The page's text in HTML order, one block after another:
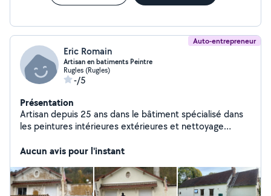
Auto-entrepreneur
Eric Romain
Artisan en batiments Peintre
Rugles (Rugles)
-/5
Présentation
Artisan depuis 25 ans dans le bâtiment spécialisé dans
les peintures intérieures extérieures et nettoyage
gouttière
Aucun avis pour l'instant